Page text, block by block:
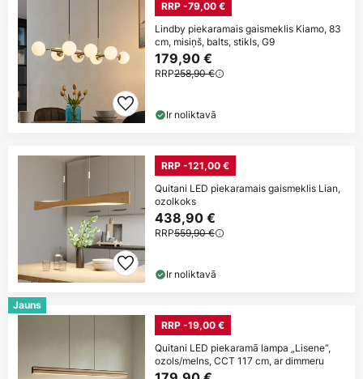
RRP -79,00 €
Lindby piekaramais gaismeklis Kiamo, 83
cm, misiņš, balts, stikls, G9
179,90 €
RRP258,90 €
Ir noliktavā
RRP -121,00 €
Quitani LED piekaramais gaismeklis Lian,
ozolkoks
438,90 €
RRP559,90 €
Ir noliktavā
Jauns
RRP -19,00 €
Quitani LED piekaramā lampa „Lisene“,
ozols/melns, CCT 117 cm, ar dimmeru